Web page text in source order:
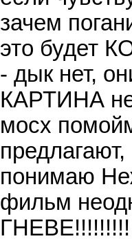
зачем
это
- дык нет,
КАРТИНА не
мосх
понимаю
фильм